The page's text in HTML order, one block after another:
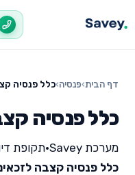
דף הבית›פנסיה›כלל פנסיה
כלל פנסיה
מערכת Savey •תקופת דיווח
כלל פנסיה קצבה